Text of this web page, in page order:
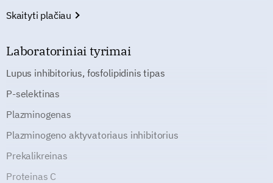
Skaityti plačiau
Laboratoriniai tyrimai
Lupus inhibitorius, fosfolipidinis tipas
P-selektinas
Plazminogenas
Plazminogeno aktyvatoriaus inhibitorius
Prekalikreinas
Proteinas C